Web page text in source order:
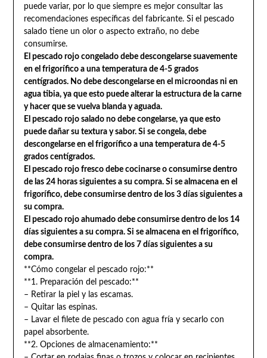
puede variar, por lo que siempre es mejor consultar las
recomendaciones específicas del fabricante. Si el pescado
salado tiene un olor o aspecto extraño, no debe
consumirse.
El pescado rojo congelado debe descongelarse suavemente
en el frigorífico a una temperatura de 4-5 grados
centígrados. No debe descongelarse en el microondas ni en
agua tibia, ya que esto puede alterar la estructura de la carne
y hacer que se vuelva blanda y aguada.
El pescado rojo salado no debe congelarse, ya que esto
puede dañar su textura y sabor. Si se congela, debe
descongelarse en el frigorífico a una temperatura de 4-5
grados centígrados.
El pescado rojo fresco debe cocinarse o consumirse dentro
de las 24 horas siguientes a su compra. Si se almacena en el
frigorífico, debe consumirse dentro de los 3 días siguientes a
su compra.
El pescado rojo ahumado debe consumirse dentro de los 14
días siguientes a su compra. Si se almacena en el frigorífico,
debe consumirse dentro de los 7 días siguientes a su
compra.
**Cómo congelar el pescado rojo:**
**1. Preparación del pescado:**
– Retirar la piel y las escamas.
– Quitar las espinas.
– Lavar el filete de pescado con agua fría y secarlo con
papel absorbente.
**2. Opciones de almacenamiento:**